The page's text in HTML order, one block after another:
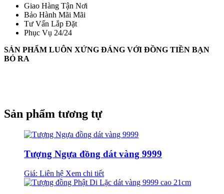
Giao Hàng Tận Nơi
Bảo Hành Mãi Mãi
Tư Vấn Lắp Đặt
Phục Vụ 24/24
SẢN PHẨM LUÔN XỨNG ĐÁNG VỚI ĐỒNG TIỀN BẠN
BỎ RA
Sản phẩm tương tự
Tượng Ngựa đồng dát vàng 9999
Giá: Liên hệ Xem chi tiết